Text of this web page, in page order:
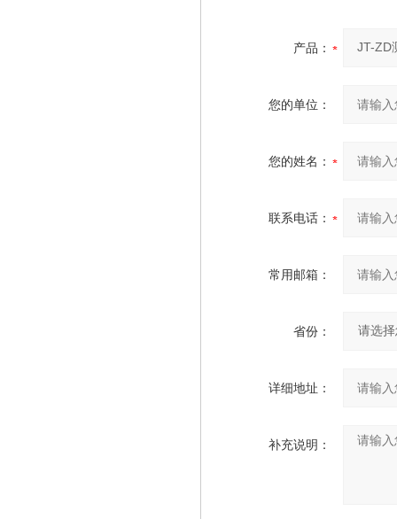
产品：
您的单位：
您的姓名：
联系电话：
常用邮箱：
省份：
详细地址：
补充说明：